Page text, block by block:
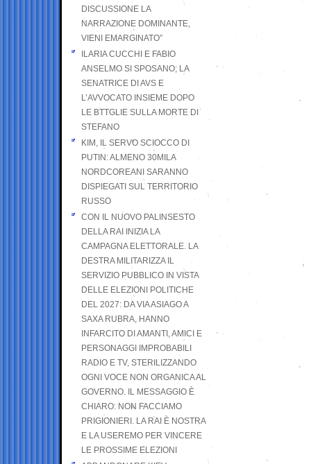
DISCUSSIONE LA
NARRAZIONE DOMINANTE,
VIENI EMARGINATO”
ILARIA CUCCHI E FABIO
ANSELMO SI SPOSANO; LA
SENATRICE DI AVS E
L’AVVOCATO INSIEME DOPO
LE BTTGLIE SULLA MORTE DI
STEFANO
KIM, IL SERVO SCIOCCO DI
PUTIN: ALMENO 30MILA
NORDCOREANI SARANNO
DISPIEGATI SUL TERRITORIO
RUSSO
CON IL NUOVO PALINSESTO
DELLA RAI INIZIA LA
CAMPAGNA ELETTORALE. LA
DESTRA MILITARIZZA IL
SERVIZIO PUBBLICO IN VISTA
DELLE ELEZIONI POLITICHE
DEL 2027: DA VIA ASIAGO A
SAXA RUBRA, HANNO
INFARCITO DI AMANTI, AMICI E
PERSONAGGI IMPROBABILI
RADIO E TV, STERILIZZANDO
OGNI VOCE NON ORGANICA AL
GOVERNO. IL MESSAGGIO È
CHIARO: NON FACCIAMO
PRIGIONIERI. LA RAI È NOSTRA
E LA USEREMO PER VINCERE
LE PROSSIME ELEZIONI